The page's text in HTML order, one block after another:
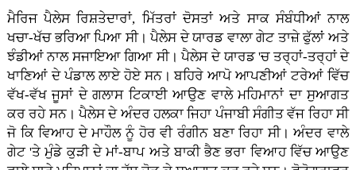
ਮੈਰਿਜ ਪੈਲੇਸ ਰਿਸ਼ਤੇਦਾਰਾਂ, ਮਿੱਤਰਾਂ ਦੋਸਤਾਂ ਅਤੇ ਸਾਕ ਸੰਬੰਧੀਆਂ ਨਾਲ
ਖਚਾ-ਖੱਚ ਭਰਿਆ ਪਿਆ ਸੀ। ਪੈਲੇਸ ਦੇ ਯਾਰਡ ਵਾਲਾ ਗੇਟ ਤਾਜ਼ੇ ਫੁੱਲਾਂ ਅਤੇ
ਝੰਡੀਆਂ ਨਾਲ ਸਜਾਇਆ ਗਿਆ ਸੀ। ਪੈਲੇਸ ਦੇ ਯਾਰਡ 'ਚ ਤਰ੍ਹਾਂ-ਤਰ੍ਹਾਂ ਦੇ
ਖਾਣਿਆਂ ਦੇ ਪੰਡਾਲ ਲਾਏ ਹੋਏ ਸਨ। ਬਹਿਰੇ ਆਪੋ ਆਪਣੀਆਂ ਟਰੇਆਂ ਵਿੱਚ
ਵੱਖ-ਵੱਖ ਜੂਸਾਂ ਦੇ ਗਲਾਸ ਟਿਕਾਈ ਆਉਣ ਵਾਲੇ ਮਹਿਮਾਨਾਂ ਦਾ ਸੁਆਗਤ
ਕਰ ਰਹੇ ਸਨ। ਪੈਲੇਸ ਦੇ ਅੰਦਰ ਹਲਕਾ ਜਿਹਾ ਪੰਜਾਬੀ ਸੰਗੀਤ ਵੱਜ ਰਿਹਾ ਸੀ
ਜੋ ਕਿ ਵਿਆਹ ਦੇ ਮਾਹੌਲ ਨੂੰ ਹੋਰ ਵੀ ਰੰਗੀਨ ਬਣਾ ਰਿਹਾ ਸੀ। ਅੰਦਰ ਵਾਲੇ
ਗੇਟ 'ਤੇ ਮੁੰਡੇ ਕੁੜੀ ਦੇ ਮਾਂ-ਬਾਪ ਅਤੇ ਬਾਕੀ ਭੈਣ ਭਰਾ ਵਿਆਹ ਵਿੱਚ ਆਉਣ